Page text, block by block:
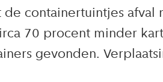
containertuintjes afval
70 procent minder
gevonden.